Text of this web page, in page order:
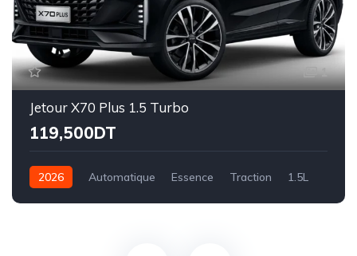
1
Jetour X70 Plus 1.5 Turbo
119,500DT
2026 Automatique Essence Traction 1.5L